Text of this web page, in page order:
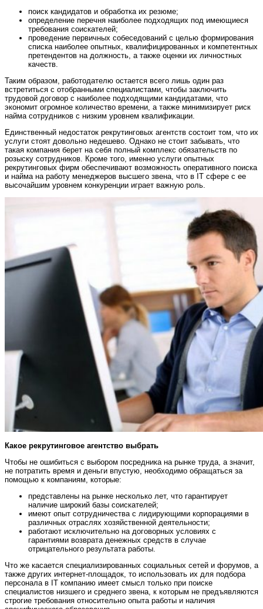
поиск кандидатов и обработка их резюме;
определение перечня наиболее подходящих под имеющиеся
требования соискателей;
проведение первичных собеседований с целью формирования
списка наиболее опытных, квалифицированных и компетентных
претендентов на должность, а также оценки их личностных
качеств.
Таким образом, работодателю остается всего лишь один раз
встретиться с отобранными специалистами, чтобы заключить
трудовой договор с наиболее подходящими кандидатами, что
экономит огромное количество времени, а также минимизирует риск
найма сотрудников с низким уровнем квалификации.
Единственный недостаток рекрутинговых агентств состоит том, что их
услуги стоят довольно недешево. Однако не стоит забывать, что
такая компания берет на себя полный комплекс обязательств по
розыску сотрудников. Кроме того, именно услуги опытных
рекрутинговых фирм обеспечивают возможность оперативного поиска
и найма на работу менеджеров высшего звена, что в IT сфере с ее
высочайшим уровнем конкуренции играет важную роль.
Какое рекрутинговое агентство выбрать
Чтобы не ошибиться с выбором посредника на рынке труда, а значит,
не потратить время и деньги впустую, необходимо обращаться за
помощью к компаниям, которые:
представлены на рынке несколько лет, что гарантирует
наличие широкий базы соискателей;
имеют опыт сотрудничества с лидирующими корпорациями в
различных отраслях хозяйственной деятельности;
работают исключительно на договорных условиях с
гарантиями возврата денежных средств в случае
отрицательного результата работы.
Что же касается специализированных социальных сетей и форумов, а
также других интернет-площадок, то использовать их для подбора
персонала в IT компанию имеет смысл только при поиске
специалистов низшего и среднего звена, к которым не предъявляются
строгие требования относительно опыта работы и наличия